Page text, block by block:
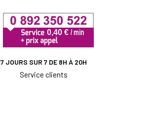
7 JOURS SUR 7 DE 8H À 20H
Service clients